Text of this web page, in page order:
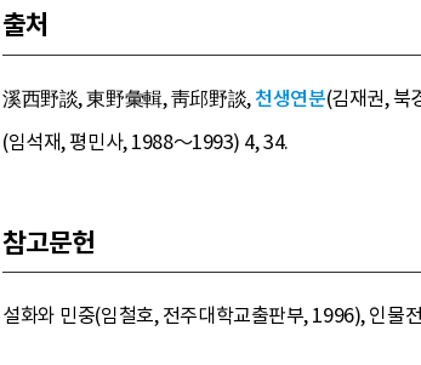
출처
溪西野談, 東野彙輯, 靑邱野談,천생연분(김재권, 북
(임석재, 평민사, 1988～1993) 4, 34.
참고문헌
설화와 민중(임철호, 전주대학교출판부, 1996), 인물